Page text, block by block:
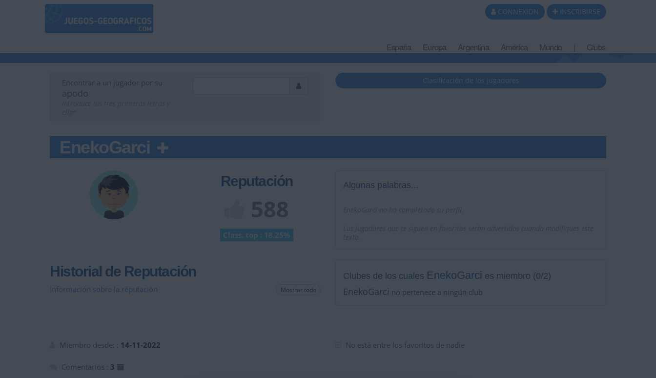
CONNEXION INSCRIBIRSE
España Europa Argentina América Mundo Clubs
Encontrar a un jugador por su
apodo
Clasificación de los jugadores
EnekoGarci
Reputación
Class. top : 18.25%
Historial de Reputación
Información sobre la réputación Mostrar todo
Algunas palabras...
EnekoGarci no ha completado su perfil.
Los jugadores que te siguen en favoritos serán advertidos cuando modifiques este
texto.
Clubes de los cuales EnekoGarci es miembro (0/2)
EnekoGarci no pertenece a ningún club
Miembro desde: : 14-11-2022
Comentarios : 3
No está entre los favoritos de nadie